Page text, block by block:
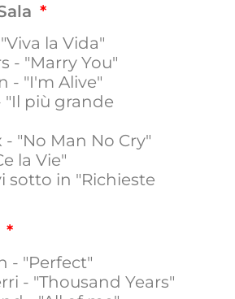
la Vida"
- "Marry You"
- "I'm Alive"
più grande
- "No Man No Cry"
la Vie"
sotto in "Richieste
- "Perfect"
- "Thousand Years"